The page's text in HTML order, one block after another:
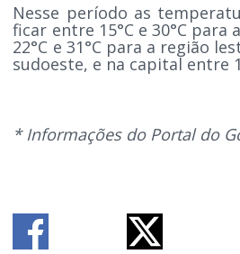
Nesse período as
ficar entre 15°C e 30°C
22°C e 31°C para a região
sudoeste, e na capital entre
* Informações do Portal do